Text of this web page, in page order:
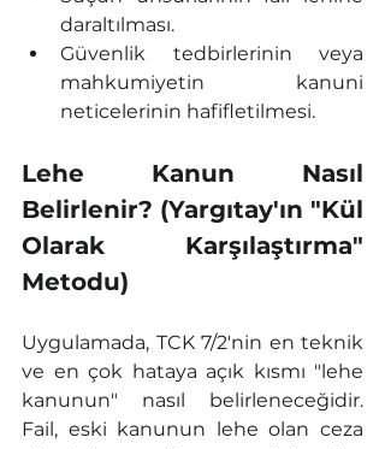
daraltılması.
Güvenlik tedbirlerinin veya
mahkumiyetin kanuni
neticelerinin hafifletilmesi.
Lehe Kanun Nasıl
Belirlenir? (Yargıtay'ın "Kül
Olarak Karşılaştırma"
Metodu)
Uygulamada, TCK 7/2'nin en teknik
ve en çok hataya açık kısmı "lehe
kanunun" nasıl belirleneceğidir.
Fail, eski kanunun lehe olan ceza